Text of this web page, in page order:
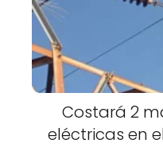
Costará 2
eléctricas en